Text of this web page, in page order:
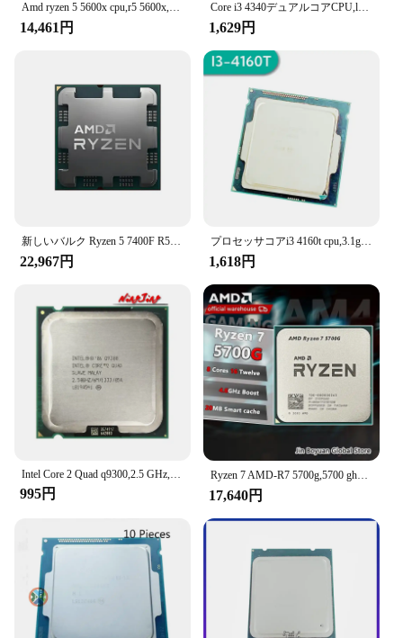
Amd ryzen 5 5600x cpu,r5 5600x,3.7 ghz,6コア,12スレッド,7nm,65w,l3 = 32m,100-000000065,am4ソケット新品だがファンはいない
14,461円
Core i3 4340デュアルコアCPU,lga 1150デスクトッププロセッサ,3.6GHz
1,629円
新しいバルク Ryzen 5 7400F R5 7500F 3.7GHz 6 コア 12 スレッド CPU プロセッサ 5NM L3=32M ソケット AM5 クーラーなし
22,967円
プロセッサコアi3 4160t cpu,3.1ghz,3mb,5gt/s,lga 1150,sr1ph,I3-4160t
1,618円
Intel Core 2 Quad q9300,2.5 GHz,cpu,6m,95w,lga 775
995円
Ryzen 7 AMD-R7 5700g,5700 ghz,8コア,16スレッド,65w cpu,l3 = 16m,3.8-100,am4ソケット,クーラーなし,新品,000000263
17,640円